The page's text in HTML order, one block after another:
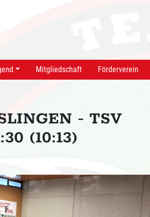
Mitgliedschaft Förderverein
- TSV
(10:13)